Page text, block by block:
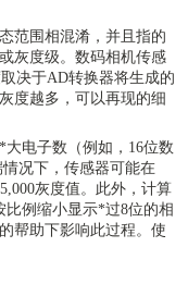
范围相混淆，并且指的
灰度级。数码相机传感
决于AD转换器将生成的
度越多，可以再现的细
电子数（例如， 16位数
况下，传感器可能在
灰度值。此外，计算
例缩小显示*过8位的相
帮助下影响此过程。使